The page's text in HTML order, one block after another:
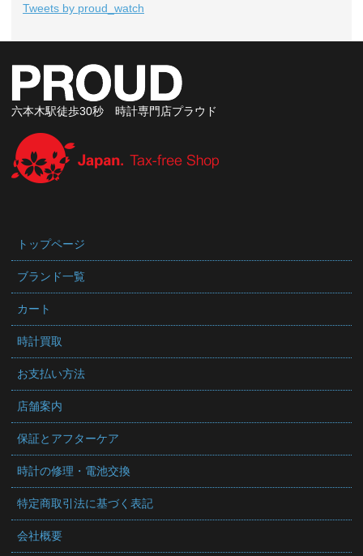
Tweets by proud_watch
六本木駅徒歩30秒 時計専門店プラウド
トップページ
ブランド一覧
カート
時計買取
お支払い方法
店舗案内
保証とアフターケア
時計の修理・電池交換
特定商取引法に基づく表記
会社概要